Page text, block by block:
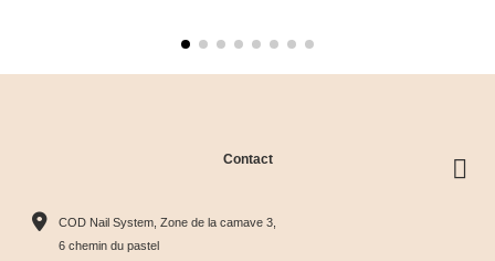
Contact
COD Nail System, Zone de la camave 3,
6 chemin du pastel